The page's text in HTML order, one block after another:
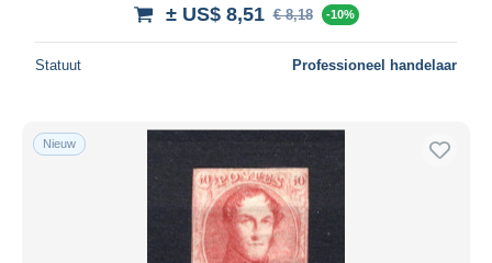
± US$ 8,51 € 8,18 -10%
Statuut Professioneel handelaar
Nieuw